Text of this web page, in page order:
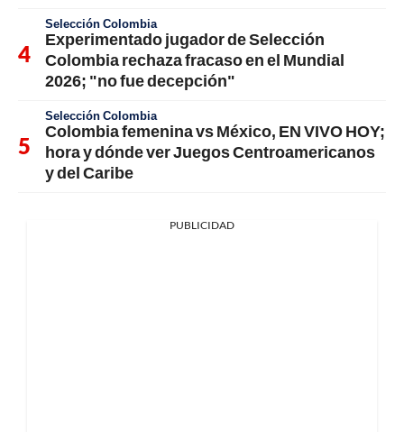
Selección Colombia
Experimentado jugador de Selección
Colombia rechaza fracaso en el Mundial
2026; "no fue decepción"
Selección Colombia
Colombia femenina vs México, EN VIVO HOY;
hora y dónde ver Juegos Centroamericanos
y del Caribe
PUBLICIDAD